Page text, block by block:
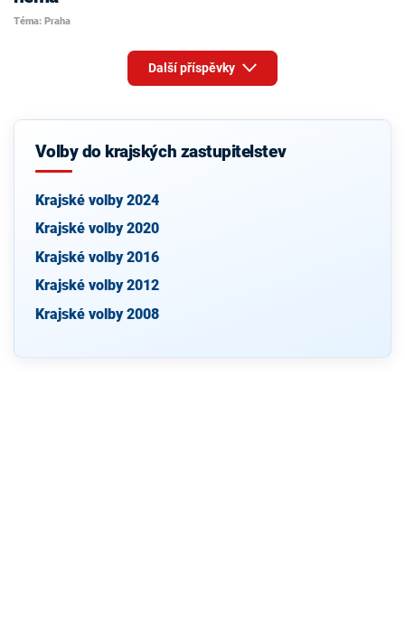
Téma: Praha
Další příspěvky
Volby do krajských zastupitelstev
Krajské volby 2024
Krajské volby 2020
Krajské volby 2016
Krajské volby 2012
Krajské volby 2008